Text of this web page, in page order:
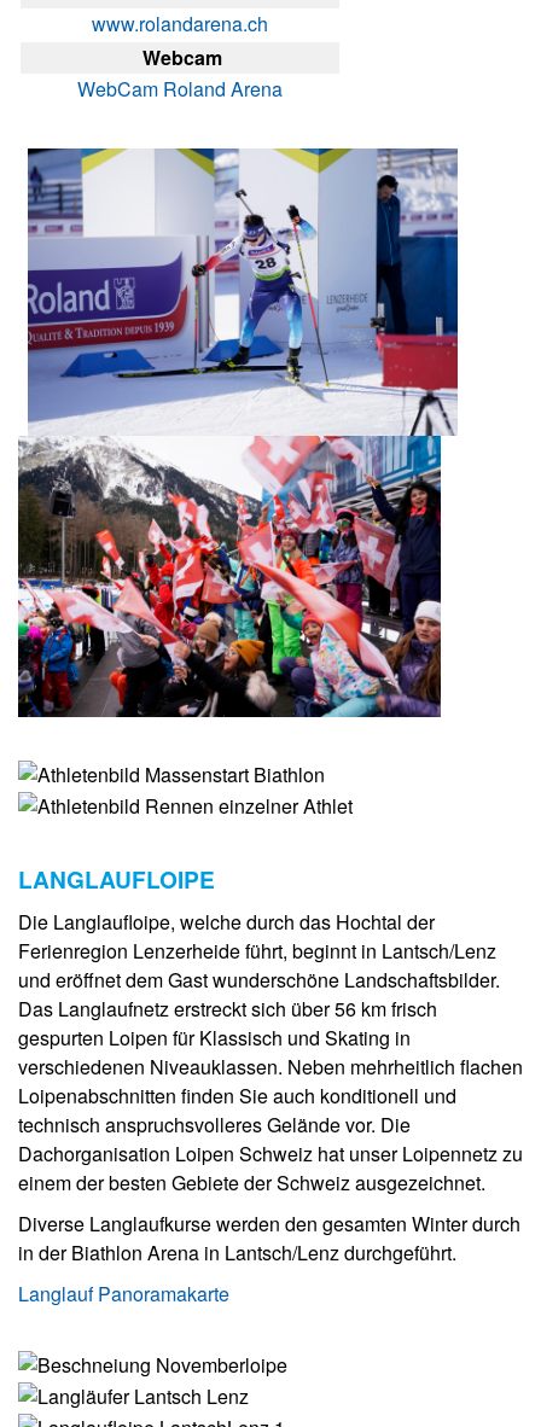
www.rolandarena.ch
Webcam
WebCam Roland Arena
LANGLAUFLOIPE
Die Langlaufloipe, welche durch das Hochtal der
Ferienregion Lenzerheide führt, beginnt in Lantsch/Lenz
und eröffnet dem Gast wunderschöne Landschaftsbilder.
Das Langlaufnetz erstreckt sich über 56 km frisch
gespurten Loipen für Klassisch und Skating in
verschiedenen Niveauklassen. Neben mehrheitlich flachen
Loipenabschnitten finden Sie auch konditionell und
technisch anspruchsvolleres Gelände vor. Die
Dachorganisation Loipen Schweiz hat unser Loipennetz zu
einem der besten Gebiete der Schweiz ausgezeichnet.
Diverse Langlaufkurse werden den gesamten Winter durch
in der Biathlon Arena in Lantsch/Lenz durchgeführt.
Langlauf Panoramakarte